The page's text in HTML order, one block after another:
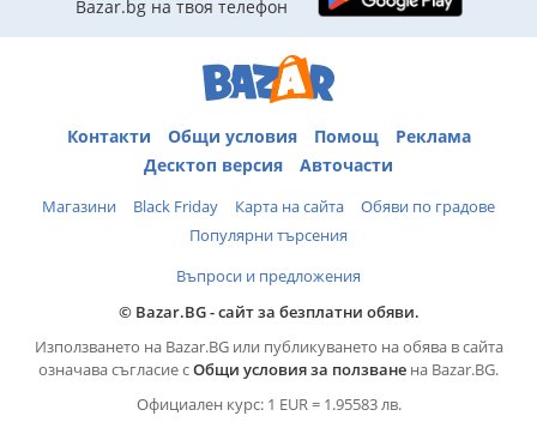
Bazar.bg на твоя телефон
Контакти Общи условия Помощ
Реклама
Десктоп версия
Авточасти
Магазини Black Friday Карта на сайта
Обяви по градове
Популярни търсения
Въпроси и предложения
© Bazar.BG - сайт за безплатни обяви.
Използването на Bazar.BG или публикуването на обява в сайта
означава съгласие сОбщи условия за ползване на Bazar.BG.
Официален курс: 1 EUR = 1.95583 лв.